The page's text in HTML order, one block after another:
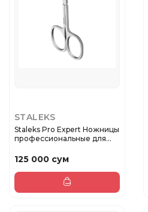
STALEKS
Staleks Pro Expert Ножницы
профессиональные для
125 000 сум